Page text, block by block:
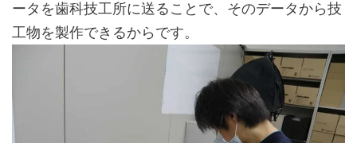
ータを歯科技工所に送ることで、そのデータから技
工物を製作できるからです。